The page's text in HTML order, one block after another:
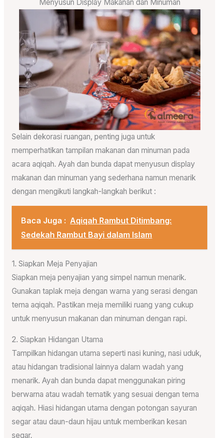
Menyusun Display Makanan dan Minuman
Selain dekorasi ruangan, penting juga untuk
memperhatikan tampilan makanan dan minuman pada
acara aqiqah. Ayah dan bunda dapat menyusun display
makanan dan minuman yang sederhana namun menarik
dengan mengikuti langkah-langkah berikut :
Baca Juga : Aqiqah Rambut Ditimbang:
Sedekah Rambut Bayi dalam Islam
1. Siapkan Meja Penyajian
Siapkan meja penyajian yang simpel namun menarik.
Gunakan taplak meja dengan warna yang serasi dengan
tema aqiqah. Pastikan meja memiliki ruang yang cukup
untuk menyusun makanan dan minuman dengan rapi.
2. Siapkan Hidangan Utama
Tampilkan hidangan utama seperti nasi kuning, nasi uduk,
atau hidangan tradisional lainnya dalam wadah yang
menarik. Ayah dan bunda dapat menggunakan piring
berwarna atau wadah tematik yang sesuai dengan tema
aqiqah. Hiasi hidangan utama dengan potongan sayuran
segar atau daun-daun hijau untuk memberikan kesan
segar.